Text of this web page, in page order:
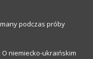
podczas próby
O niemiecko-ukraińskim